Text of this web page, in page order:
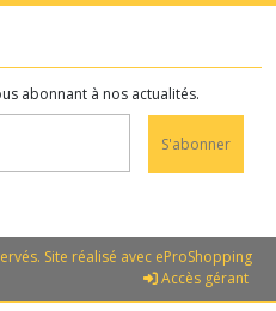
abonnant à nos actualités.
S'abonner
Site réalisé avec eProShopping
Accès gérant